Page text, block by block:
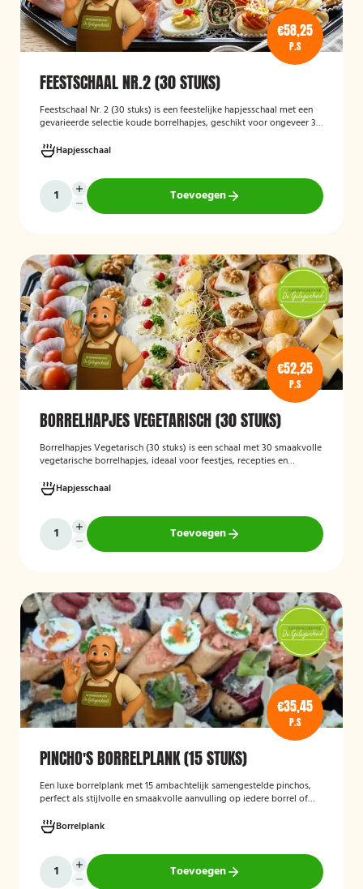
€58,25
P.S
FEESTSCHAAL NR.2 (30 STUKS)
Feestschaal Nr. 2 (30 stuks) is een feestelijke hapjesschaal met een
gevarieerde selectie koude borrelhapjes, geschikt voor ongeveer 30
feestelijke gelegenheden en biedt een gemakkelijke, kant-en-klare
oplossing voor het serveren van smakelijke hapjes aan uw gasten.
Hapjesschaal
Toevoegen
€52,25
P.S
BORRELHAPJES VEGETARISCH (30 STUKS)
Borrelhapjes Vegetarisch (30 stuks) is een schaal met 30 smaakvolle
vegetarische borrelhapjes, ideaal voor feestjes, recepties en
selectie die geschikt is voor vegetariërs, zodat gasten kunnen
genieten van een feestelijke en veelzijdige borrelervaring.
Hapjesschaal
Toevoegen
€35,45
P.S
PINCHO'S BORRELPLANK (15 STUKS)
Een luxe borrelplank met 15 ambachtelijk samengestelde pinchos,
perfect als stijlvolle en smaakvolle aanvulling op iedere borrel of
Borrelplank
Toevoegen